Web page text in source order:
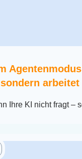
arbeitet
Ihre KI nicht fragt –